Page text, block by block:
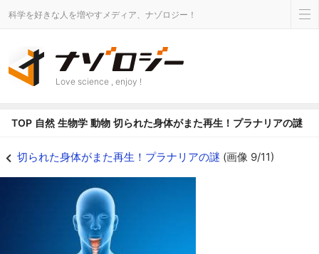
科学を好きな人を増やすメディア、ナゾロジー！
Love science , enjoy !
TOP 自然 生物学 動物 切られた身体がまた再生！プラナリアの謎
切られた身体がまた再生！プラナリアの謎 (画像 9/11)